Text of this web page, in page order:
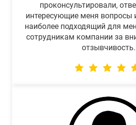
проконсультировали,
интересующие меня вопросы
наиболее подходящий для
сотрудникам компании за
отзывчивость.